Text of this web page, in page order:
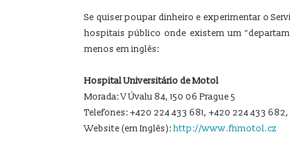
Se quiser poupar dinheiro e experimentar o
hospitais público onde existem um
menos em inglês:
Hospital Universitário de Motol
Morada: V Úvalu 84, 150 06 Prague 5
Telefones: +420 224 433 681, +420 224 433
Website (em Inglês): http://www.fnmotol.cz